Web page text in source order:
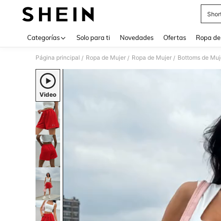
Categorías Solo para ti Novedades Ofertas Ropa
Página principal / Ropa de Mujer / Ropa de Mujer / Bottoms de
Video